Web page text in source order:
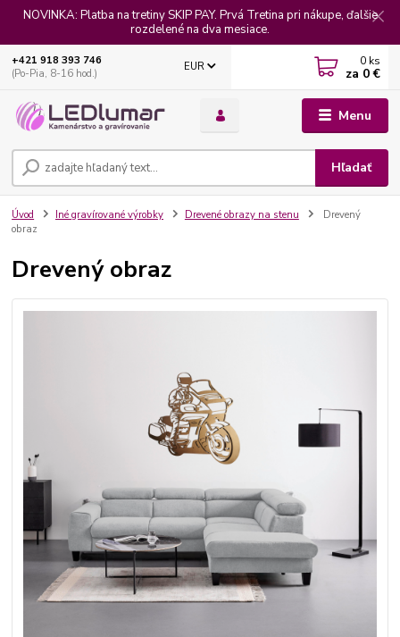
NOVINKA: Platba na tretiny SKIP PAY. Prvá Tretina pri nákupe, ďalšie
rozdelené na dva mesiace.
Menu
EUR
Hľadať
+421 918 393 746
(Po-Pia, 8-16 hod.)
0 ks
za 0 €
Úvod Iné gravírované výrobky Drevené obrazy na stenu
Drevený
obraz
Drevený obraz